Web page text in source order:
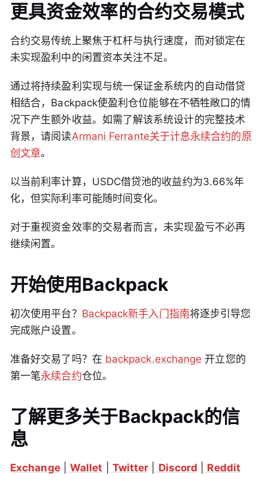
更具资金效率的合约交易模式
合约交易传统上聚焦于杠杆与执行速度，而对锁定在
未实现盈利中的闲置资本关注不足。
通过将持续盈利实现与统一保证金系统内的自动借贷
相结合，Backpack使盈利仓位能够在不牺牲敞口的情
况下产生额外收益。如需了解该系统设计的完整技术
背景，请阅读Armani Ferrante关于计息永续合约的原
创文章。
以当前利率计算，USDC借贷池的收益约为3.66%年
化，但实际利率可能随时间变化。
对于重视资金效率的交易者而言，未实现盈亏不必再
继续闲置。
开始使用Backpack
初次使用平台？ Backpack新手入门指南将逐步引导您
完成账户设置。
准备好交易了吗？在 backpack.exchange 开立您的
第一笔永续合约仓位。
了解更多关于Backpack的信
息
Exchange| Wallet Twitter Discord Reddit